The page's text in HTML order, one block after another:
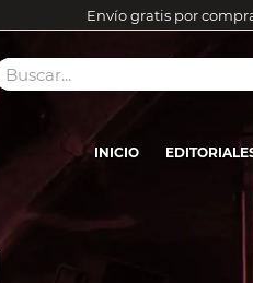
Envío gratis por
INICIO